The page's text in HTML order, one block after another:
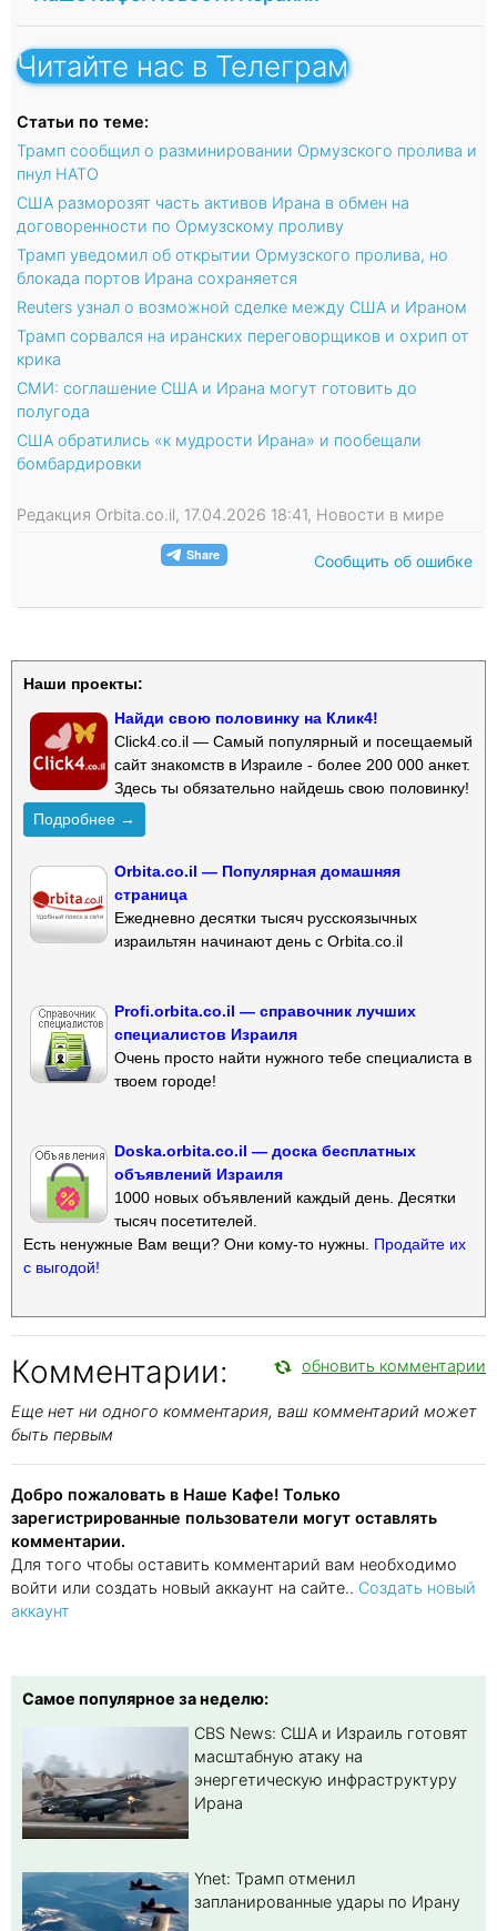
Читайте нас в Телеграм
Статьи по теме:
Трамп сообщил о разминировании Ормузского пролива и
пнул НАТО
США разморозят часть активов Ирана в обмен на
договоренности по Ормузскому проливу
Трамп уведомил об открытии Ормузского пролива, но
блокада портов Ирана сохраняется
Reuters узнал о возможной сделке между США и Ираном
Трамп сорвался на иранских переговорщиков и охрип от
крика
СМИ: соглашение США и Ирана могут готовить до
полугода
США обратились «к мудрости Ирана» и пообещали
бомбардировки
Редакция Orbita.co.il, 17.04.2026 18:41, Новости в мире
Сообщить об ошибке
Наши проекты:
Найди свою половинку на Клик4!
Click4.co.il — Самый популярный и посещаемый
сайт знакомств в Израиле - более 200 000 анкет.
Здесь ты обязательно найдешь свою половинку!
Подробнее →
Orbita.co.il — Популярная домашняя
страница
Ежедневно десятки тысяч русскоязычных
израильтян начинают день с Orbita.co.il
Profi.orbita.co.il — справочник лучших
специалистов Израиля
Очень просто найти нужного тебе специалиста в
твоем городе!
Doska.orbita.co.il — доска бесплатных
объявлений Израиля
1000 новых объявлений каждый день. Десятки
тысяч посетителей.
Есть ненужные Вам вещи? Они кому-то нужны. Продайте их
с выгодой!
Комментарии: обновить комментарии
Еще нет ни одного комментария, ваш комментарий может
быть первым
Добро пожаловать в Наше Кафе! Только
зарегистрированные пользователи могут оставлять
комментарии.
Для того чтобы оставить комментарий вам необходимо
войти или создать новый аккаунт на сайте.. Создать новый
аккаунт
Самое популярное за неделю:
CBS News: США и Израиль готовят
масштабную атаку на
энергетическую инфраструктуру
Ирана
Ynet: Трамп отменил
запланированные удары по Ирану